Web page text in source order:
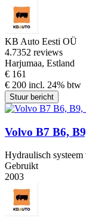
KB Auto Eesti OÜ
4.7352 reviews
Harjumaa, Estland
€ 161
€ 200 incl. 24% btw
Stuur bericht
Volvo B7 B6,
Hydraulisch systeem
Gebruikt
2003